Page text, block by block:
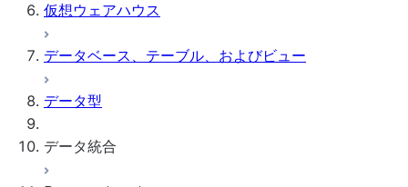
仮想ウェアハウス
データベース、テーブル、およびビュー
データ型
データ統合